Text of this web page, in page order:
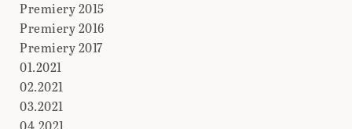
Premiery 2015
Premiery 2016
Premiery 2017
01.2021
02.2021
03.2021